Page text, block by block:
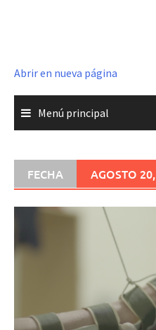
Abrir en nueva página
Menú principal
FECHA AGOSTO